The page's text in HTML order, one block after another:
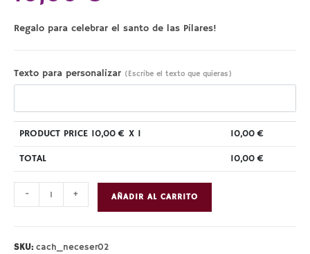
Regalo para celebrar el santo de las Pilares!
Texto para personalizar (Escribe el texto que quieras)
PRODUCT PRICE 10,00€ X 1 10,00€
TOTAL
10,00€
"Cachirulo"
- + AÑADIR AL CARRITO
SKU: cach_neceser02